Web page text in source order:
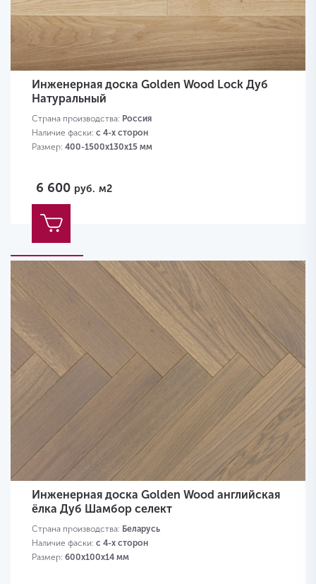
Инженерная доска Golden Wood Lock Дуб
Натуральный
Страна производства: Россия
Наличие фаски: с 4-х сторон
Размер: 400-1500х130х15 мм
6 600 руб. м2
Инженерная доска Golden Wood английская
ёлка Дуб Шамбор селект
Страна производства: Беларусь
Наличие фаски: с 4-х сторон
Размер: 600х100х14 мм